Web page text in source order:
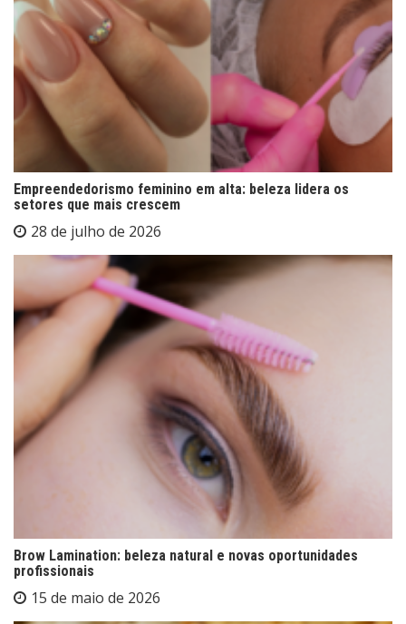
Empreendedorismo feminino em alta: beleza lidera os
setores que mais crescem
28 de julho de 2026
Brow Lamination: beleza natural e novas oportunidades
profissionais
15 de maio de 2026